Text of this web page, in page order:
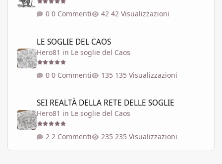
0 Commenti 42 Visualizzazioni
LE SOGLIE DEL CAOS
Hero81 in Le soglie del Caos
0 Commenti 135 Visualizzazioni
SEI REALTÀ DELLA RETE DELLE SOGLIE
Hero81 in Le soglie del Caos
2 Commenti 235 Visualizzazioni